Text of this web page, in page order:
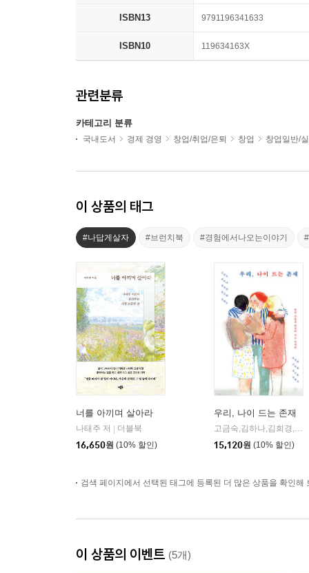
ISBN13 9791196341633
ISBN10 119634163X
관련분류
카테고리 분류
국내도서 경제 경영 창업/취업/은퇴 창업 창업일반/
이 상품의 태그
#나답게살자 #브런치북 #경험에서나오는이야기
너를 아끼며 살아라
나태주 저
더블북
16,650원 (10% 할인)
우리, 나이 드는 존재
고금숙,김하나,김희경,송은혜,신혜우,윤정원,이라영,정수윤,정희진 저
15,120원 (10% 할인)
검색 페이지에서 선택된 태그에 등록된 더 많은 상품을 확인해
이 상품의 이벤트 (5개)